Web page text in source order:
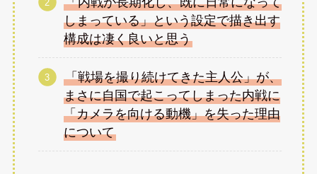
しまっている」という設定で描き出す
構成は凄く良いと思う
「戦場を撮り続けてきた主人公」が、
まさに自国で起こってしまった内戦に
「カメラを向ける動機」を失った理由
について